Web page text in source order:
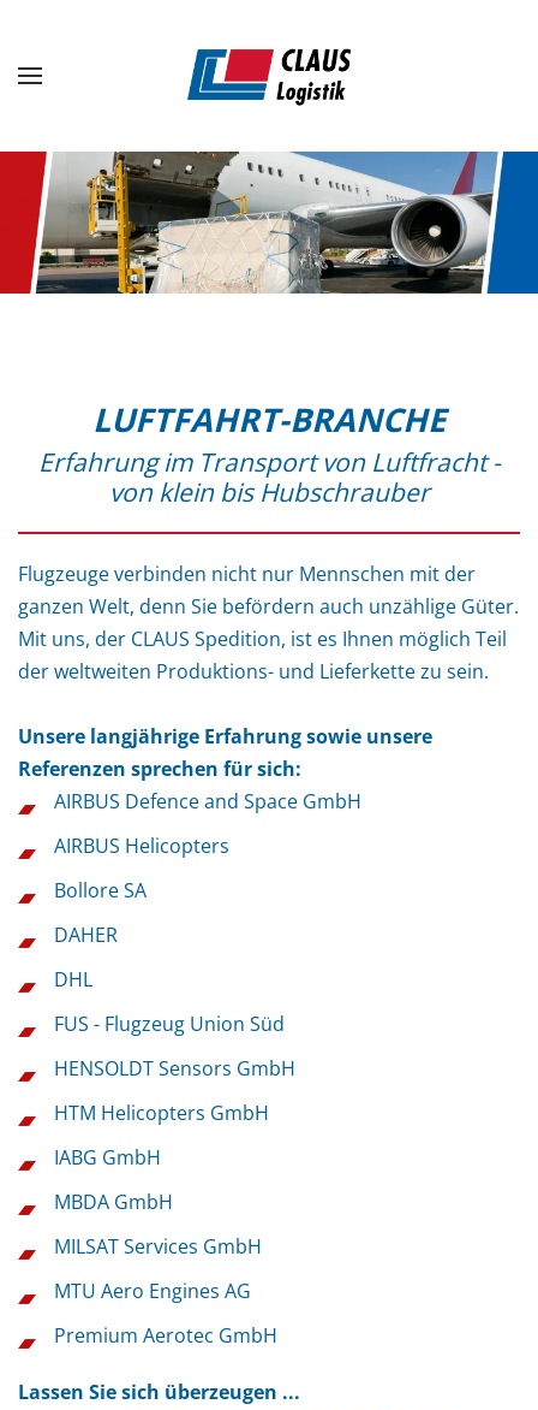
Zum Hauptinhalt springen
LUFTFAHRT-BRANCHE
Erfahrung im Transport von Luftfracht -
von klein bis Hubschrauber
Flugzeuge verbinden nicht nur Mennschen mit der
ganzen Welt, denn Sie befördern auch unzählige Güter.
Mit uns, der CLAUS Spedition, ist es Ihnen möglich Teil
der weltweiten Produktions- und Lieferkette zu sein.
Unsere langjährige Erfahrung sowie unsere
Referenzen sprechen für sich:
AIRBUS Defence and Space GmbH
AIRBUS Helicopters
Bollore SA
DAHER
DHL
FUS - Flugzeug Union Süd
HENSOLDT Sensors GmbH
HTM Helicopters GmbH
IABG GmbH
MBDA GmbH
MILSAT Services GmbH
MTU Aero Engines AG
Premium Aerotec GmbH
Lassen Sie sich überzeugen ...